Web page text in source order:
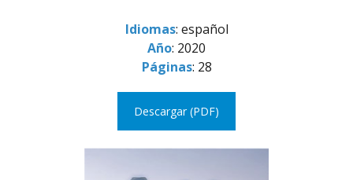
Idiomas: español
Año: 2020
Páginas: 28
Descargar (PDF)